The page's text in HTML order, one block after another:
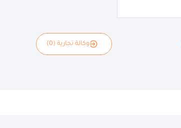
وكالة تجارية (0)